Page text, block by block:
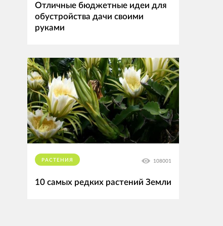
Отличные бюджетные идеи для
обустройства дачи своими
руками
РАСТЕНИЯ 108001
10 самых редких растений Земли